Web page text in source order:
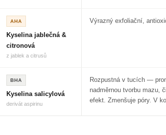
AHA
Kyselina jablečná &
citronová
z jablek a citrusů
Výrazný exfoliační,
BHA
Kyselina salicylová
derivát aspirinu
Rozpustná v tucích —
nadměrnou tvorbu mazu,
efekt. Zmenšuje póry. V